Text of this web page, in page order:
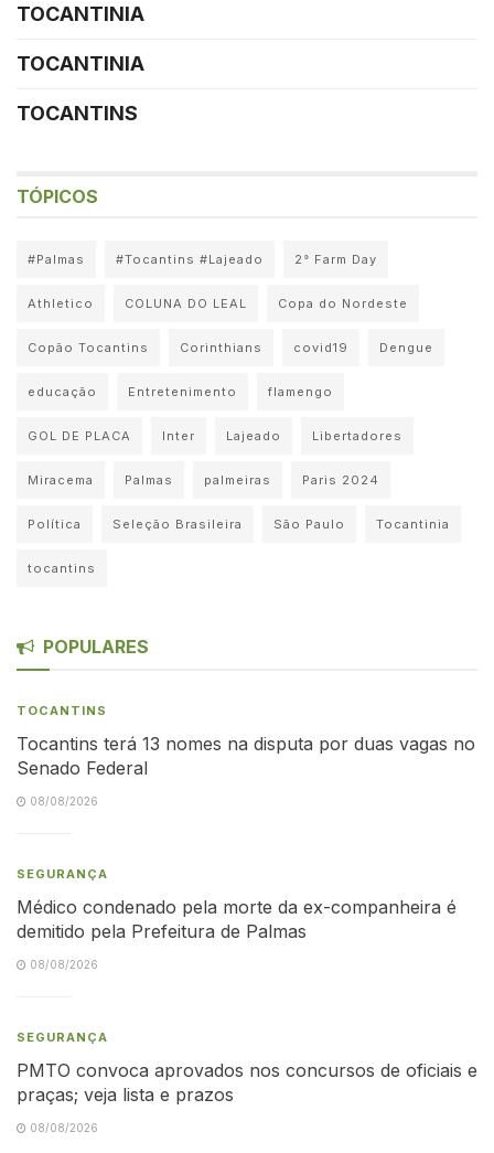
TOCANTINIA
TOCANTINIA
TOCANTINS
TÓPICOS
#Palmas #Tocantins #Lajeado 2° Farm Day
Athletico COLUNA DO LEAL Copa do Nordeste
Copão Tocantins Corinthians covid19 Dengue
educação Entretenimento flamengo
GOL DE PLACA Inter Lajeado Libertadores
Miracema Palmas palmeiras Paris 2024
Política Seleção Brasileira São Paulo Tocantinia
tocantins
POPULARES
TOCANTINS
Tocantins terá 13 nomes na disputa por duas vagas no
Senado Federal
08/08/2026
SEGURANÇA
Médico condenado pela morte da ex-companheira é
demitido pela Prefeitura de Palmas
08/08/2026
SEGURANÇA
PMTO convoca aprovados nos concursos de oficiais e
praças; veja lista e prazos
08/08/2026